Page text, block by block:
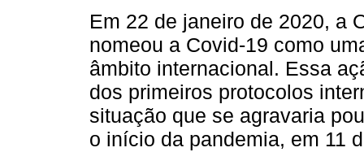
Em 22 de janeiro de 2020, a
nomeou a Covid-19 como
âmbito internacional. Essa
dos primeiros protocolos
situação que se agravaria
o início da pandemia, em 11